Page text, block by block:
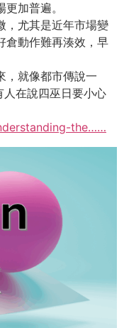
加普遍。
，尤其是近年市場變
倉動作難再湊效，早
，就像都市傳說一
在說四巫日要小心
the……